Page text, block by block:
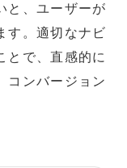
と、ユーザーが
す。適切なナビ
とで、直感的に
コンバージョン